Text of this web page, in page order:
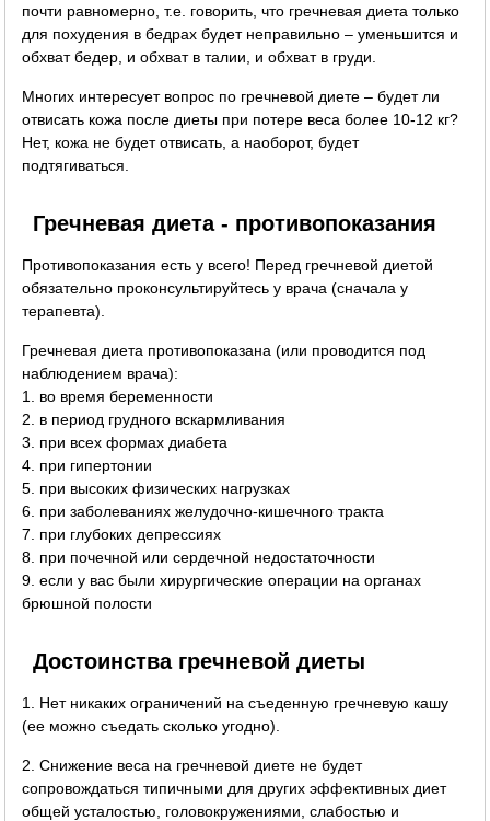
почти равномерно, т.е. говорить, что гречневая диета только
для похудения в бедрах будет неправильно – уменьшится и
обхват бедер, и обхват в талии, и обхват в груди.
Многих интересует вопрос по гречневой диете – будет ли
отвисать кожа после диеты при потере веса более 10-12 кг?
Нет, кожа не будет отвисать, а наоборот, будет
подтягиваться.
Гречневая диета - противопоказания
Противопоказания есть у всего! Перед гречневой диетой
обязательно проконсультируйтесь у врача (сначала у
терапевта).
Гречневая диета противопоказана (или проводится под
наблюдением врача):
1. во время беременности
2. в период грудного вскармливания
3. при всех формах диабета
4. при гипертонии
5. при высоких физических нагрузках
6. при заболеваниях желудочно-кишечного тракта
7. при глубоких депрессиях
8. при почечной или сердечной недостаточности
9. если у вас были хирургические операции на органах
брюшной полости
Достоинства гречневой диеты
1. Нет никаких ограничений на съеденную гречневую кашу
(ее можно съедать сколько угодно).
2. Снижение веса на гречневой диете не будет
сопровождаться типичными для других эффективных диет
общей усталостью, головокружениями, слабостью и